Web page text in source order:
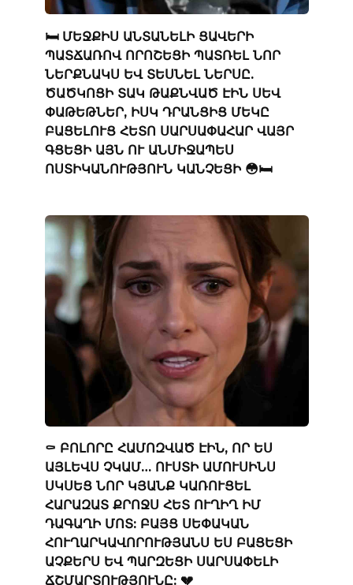
🛏️ ՄԵՋՔԻՍ ԱՆՏԱՆԵԼԻ ՑԱՎԵՐԻ
ՊԱՏՃԱՌՈՎ ՈՐՈՇԵՑԻ ՊԱՏՌԵԼ ՆՈՐ
ՆԵՐՔՆԱԿՍ ԵՎ ՏԵՍՆԵԼ ՆԵՐՍԸ.
ԾԱԾԿՈՑԻ ՏԱԿ ԹԱՔՆՎԱԾ ԷԻՆ ՍԵՎ
ՓԱԹԵԹՆԵՐ, ԻՍԿ ԴՐԱՆՑԻՑ ՄԵԿԸ
ԲԱՑԵԼՈՒՑ ՀԵՏՈ ՍԱՐՍԱՓԱՀԱՐ ՎԱՅՐ
ԳՑԵՑԻ ԱՅՆ ՈՒ ԱՆՄԻՋԱՊԵՍ
ՈՍՏԻԿԱՆՈՒԹՅՈՒՆ ԿԱՆՉԵՑԻ 😳🛏️
⚰️ ԲՈԼՈՐԸ ՀԱՄՈԶՎԱԾ ԷԻՆ, ՈՐ ԵՍ
ԱՅԼԵՎՍ ՉԿԱՄ… ՈՒՍՏԻ ԱՄՈՒՍԻՆՍ
ՍԿՍԵՑ ՆՈՐ ԿՅԱՆՔ ԿԱՌՈՒՑԵԼ
ՀԱՐԱԶԱՏ ՔՐՈՋՍ ՀԵՏ ՈՒՂԻՂ ԻՄ
ԴԱԳԱՂԻ ՄՈՏ: ԲԱՅՑ ՍԵՓԱԿԱՆ
ՀՈՒՂԱՐԿԱՎՈՐՈՒԹՅԱՆՍ ԵՍ ԲԱՑԵՑԻ
ԱՉՔԵՐՍ ԵՎ ՊԱՐԶԵՑԻ ՍԱՐՍԱՓԵԼԻ
ՃՇՄԱՐՏՈՒԹՅՈՒՆԸ: 💔